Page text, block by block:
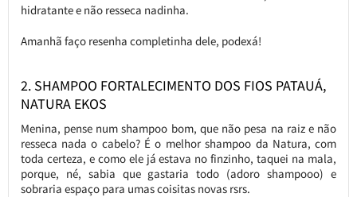
hidratante e não resseca nadinha.
Amanhã faço resenha completinha dele, podexá!
2. SHAMPOO FORTALECIMENTO DOS FIOS PATAUÁ,
NATURA EKOS
Menina, pense num shampoo bom, que não pesa na raiz e não
resseca nada o cabelo? É o melhor shampoo da Natura, com
toda certeza, e como ele já estava no finzinho, taquei na mala,
porque, né, sabia que gastaria todo (adoro shampooo) e
sobraria espaço para umas coisitas novas rsrs.